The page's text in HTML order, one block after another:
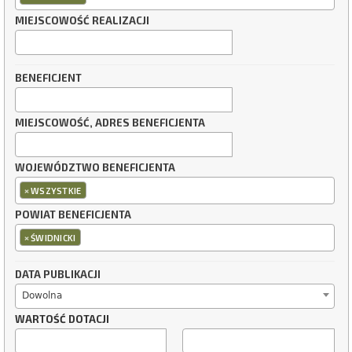
MIEJSCOWOŚĆ REALIZACJI
BENEFICJENT
MIEJSCOWOŚĆ, ADRES BENEFICJENTA
WOJEWÓDZTWO BENEFICJENTA
×WSZYSTKIE
POWIAT BENEFICJENTA
×ŚWIDNICKI
DATA PUBLIKACJI
Dowolna
WARTOŚĆ DOTACJI